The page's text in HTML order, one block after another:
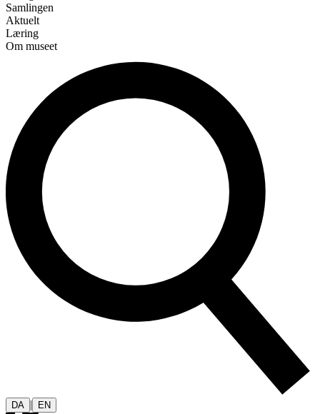
Samlingen
Aktuelt
Læring
Om museet
DA | EN